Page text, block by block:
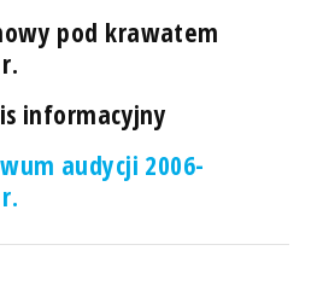
pod krawatem
informacyjny
audycji 2006-